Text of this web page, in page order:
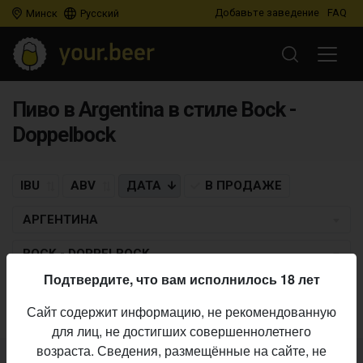
Минск Русский Добавьте заведение FAQ
Пиво в Argentina в стиле Bock -
Doppelbock
IBU ABV ДАТА В ПРОДАЖЕ
АРГЕНТИНА
BOCK - DOPPELBOCK
Пиво по заданным критериям не найдено
Подтвердите, что вам исполнилось 18 лет
Сайт содержит информацию, не рекомендованную
для лиц, не достигших совершеннолетнего
возраста. Сведения, размещённые на сайте, не